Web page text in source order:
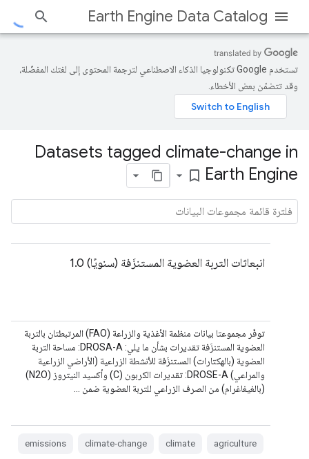
Earth Engine Data Catalog
تستخدم Google تكنولوجيا الذكاء الاصطناعي لترجمة المحتوى إلى لغتك المفضّلة،
وقد تتضمّن بعض الأخطاء.
Datasets tagged climate-change in
Earth Engine
bookmark_border
انبعاثات التربة العضوية المستنزَفة (سنويًا) 1.0
توفّر مجموعتا بيانات منظمة الأغذية والزراعة (FAO) المرتبطتان بالتربة
العضوية المستنزَفة تقديرات بشأن ما يلي: DROSA-A: مساحة التربة
العضوية (بالهكتارات) المستنزَفة للأنشطة الزراعية (الأراضي الزراعية
والمراعي) DROSE-A: تقديرات الكربون (C) وأكسيد النيتروز (N2O)
(بالغيغاغرام) من الصرف الزراعي للتربة العضوية ضمن …
agriculture
climate
climate-change
emissions